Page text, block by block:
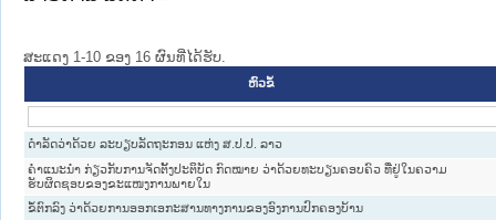
ສະແດງ 1-10 ຂອງ 16 ຜົນທີ່ໄດ້ຮັບ.
ຫົວຂໍ້
ດຳລັດວ່າດ້ວຍ ລະບຽບລັດຖະກອນ ແຫ່ງ ສ.ປ.ປ. ລາວ
ຄຳແນະນຳ ກ່ຽວກັບການຈັດຕັ້ງປະຕິບັດ ກົດໝາຍ ວ່າດ້ວຍທະບຽນຄອບຄົວ ທີ່ຢູ່ໃນຄວາມ
ຮັບຜິດຊອບຂອງຂະແໜງການພາຍໃນ
ຂໍ້ຕົກລົງ ວ່າດ້ວຍການອອກເອກະສານທາງການຂອງອົງການປົກຄອງບ້ານ